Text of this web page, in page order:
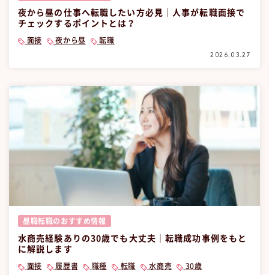
夜から昼の仕事へ転職したい方必見｜人事が転職面接で
チェックするポイントとは？
面接 夜から昼 転職
2026.03.27
昼職転職のおすすめ情報
水商売経験ありの30歳でも大丈夫｜転職成功事例をもと
に解説します
面接 履歴書 職種 転職 水商売 30歳